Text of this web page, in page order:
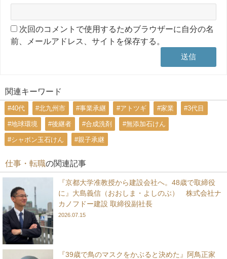
次回のコメントで使用するためブラウザーに自分の名
前、メールアドレス、サイトを保存する。
関連キーワード
#40代 #北九州市 #事業承継 #アトツギ #家業 #3代目
#地球環境 #後継者 #合成洗剤 #無添加石けん
#シャボン玉石けん #親子承継
仕事・転職の関連記事
『京都大学准教授から建設会社へ。48歳で取締役
に』大島義信（おおしま・よしのぶ） 株式会社ナ
カノフドー建設 取締役副社長
2026.07.15
『39歳で鳥のマスクをかぶると決めた』阿鳥正家